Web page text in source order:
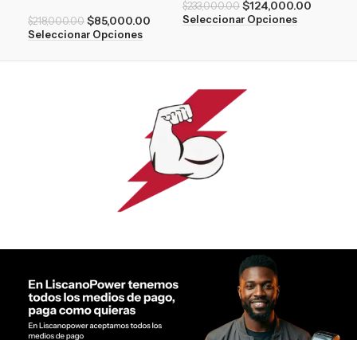
$218,000.00 $85,000.00
Seleccionar Opciones
$233,000.00 $124,000.00
Seleccionar Opciones